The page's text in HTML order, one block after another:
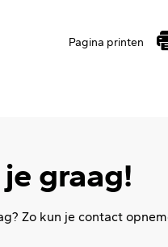
Pagina printen
graag!
Zo kun je contact